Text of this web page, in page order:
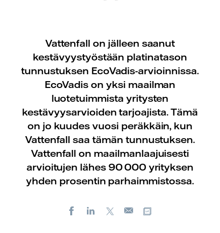
Vattenfall on jälleen saanut
kestävyystyöstään platinatason
tunnustuksen EcoVadis-arvioinnissa.
EcoVadis on yksi maailman
luotetuimmista yritysten
kestävyysarvioiden tarjoajista. Tämä
on jo kuudes vuosi peräkkäin, kun
Vattenfall saa tämän tunnustuksen.
Vattenfall on maailmanlaajuisesti
arvioitujen lähes 90 000 yrityksen
yhden prosentin parhaimmistossa.
FacebookLinkedIn
Sähköposti